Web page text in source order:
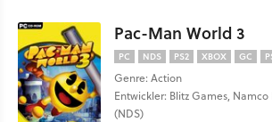
Pac-Man World 3
PC NDS PS2 XBOX GC
Genre: Action
Entwickler: Blitz Games, Namco
(NDS)